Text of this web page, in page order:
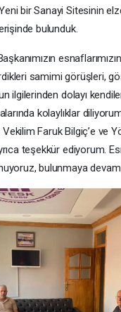
bir Sanayi Sitesinin
bulunduk.
samimi görüşleri,
ilgilerinden dolayı
kolaylıklar
Faruk Bilgiç’e ve
teşekkür ediyorum.
bulunmaya devam